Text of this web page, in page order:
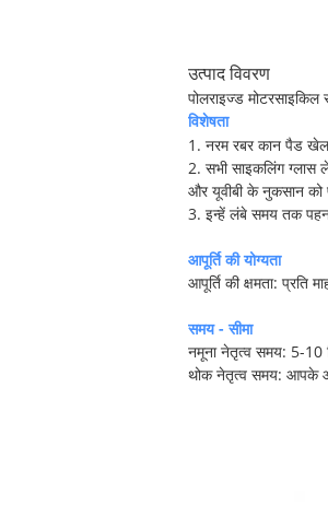
उत्पाद विवरण
पोलराइज्ड
विशेषता
1. नरम रबर कान पैड
2. सभी साइकलिंग ग्लास
और यूवीबी के नुकसान को
3. इन्हें लंबे समय तक
आपूर्ति की योग्यता
आपूर्ति की क्षमता:
समय - सीमा
नमूना नेतृत्व समय: 5-10
थोक नेतृत्व समय: आपके